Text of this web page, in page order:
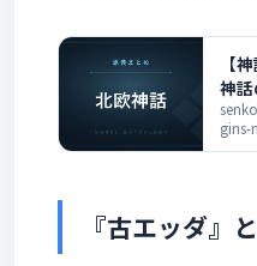
【
神
と
gins-
『古エッダ』